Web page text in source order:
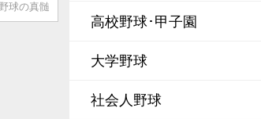
球の真髄
高校野球･甲子園
大学野球
社会人野球